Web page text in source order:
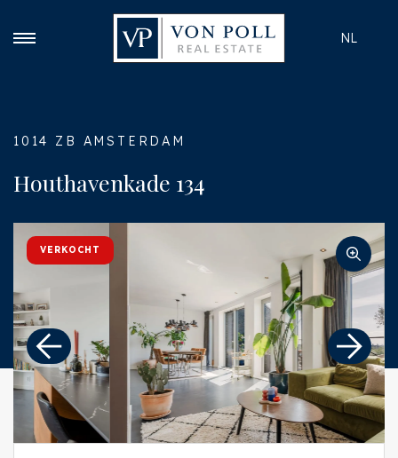
NL
1014 ZB AMSTERDAM
Houthavenkade 134
VERKOCHT